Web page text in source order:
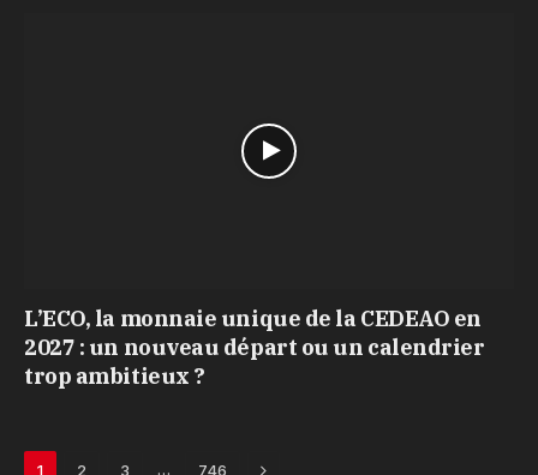
L’ECO, la monnaie unique de la CEDEAO en
2027 : un nouveau départ ou un calendrier
trop ambitieux ?
1 2 3 … 746 Next